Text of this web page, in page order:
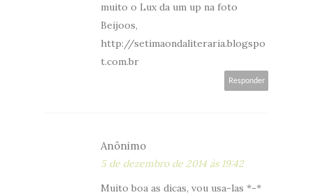
muito o Lux da um up na foto
Beijoos,
http://setimaondaliteraria.blogspo
t.com.br
Responder
Anônimo
5 de dezembro de 2014 às 19:42
Muito boa as dicas, vou usa-las *-*